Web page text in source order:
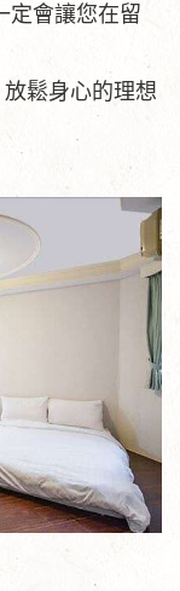
定會讓您在留
鬆身心的理想